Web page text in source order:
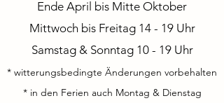
Ende April bis Mitte Oktober
Mittwoch bis Freitag 14 - 19 Uhr
Samstag & Sonntag 10 - 19 Uhr
* witterungsbedingte Änderungen vorbehalten
* in den Ferien auch Montag & Dienstag